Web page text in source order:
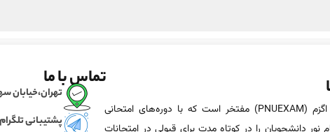
پی ان یو اگزم (PNUEXAM) مفتخر است که با دوره‌های امتحانی
تماس با ما
تهران،خیابان
پشتیبانی تلگرام